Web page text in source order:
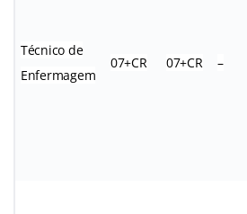
Técnico de
Enfermagem
07+CR 07+CR –